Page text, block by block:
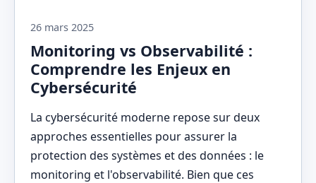
26 mars 2025
Monitoring vs Observabilité :
Comprendre les Enjeux en
Cybersécurité
La cybersécurité moderne repose sur deux
approches essentielles pour assurer la
protection des systèmes et des données : le
monitoring et l'observabilité. Bien que ces